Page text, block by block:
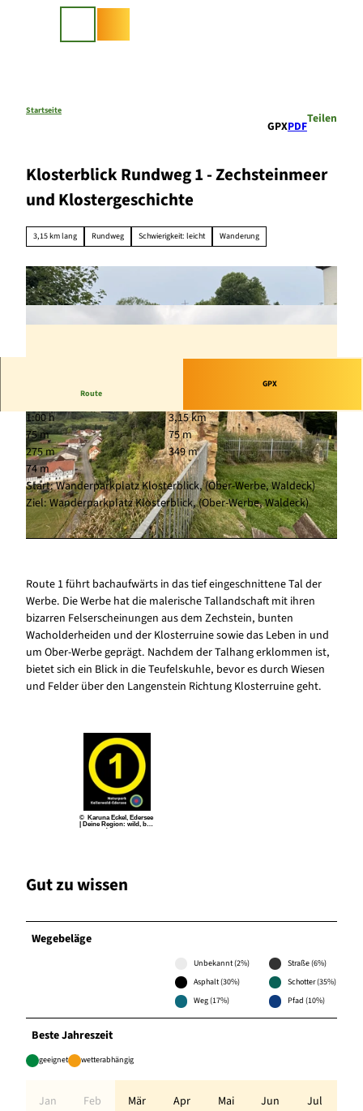
Startseite
GPXPDF
Teilen
Klosterblick Rundweg 1 - Zechsteinmeer
und Klostergeschichte
3,15 km lang Rundweg Schwierigkeit: leicht Wanderung
© Sarah Riebeling, Edersee | Deine Region: wild, bunt, gesund. |CC-BY-SA
Route
GPX
1:00 h
3,15 km
75 m
75 m
275 m
349 m
74 m
Start: Wanderparkplatz Klosterblick, (Ober-Werbe, Waldeck)
Ziel: Wanderparkplatz Klosterblick, (Ober-Werbe, Waldeck)
Route 1 führt bachaufwärts in das tief eingeschnittene Tal der
Werbe. Die Werbe hat die malerische Tallandschaft mit ihren
bizarren Felserscheinungen aus dem Zechstein, bunten
Wacholderheiden und der Klosterruine sowie das Leben in und
um Ober-Werbe geprägt. Nachdem der Talhang erklommen ist,
bietet sich ein Blick in die Teufelskuhle, bevor es durch Wiesen
und Felder über den Langenstein Richtung Klosterruine geht.
© Karuna Eckel, Edersee
| Deine Region: wild, bun
t, gesund.
Gut zu wissen
Wegebeläge
Unbekannt (2%)
Straße (6%)
Asphalt (30%)
Schotter (35%)
Weg (17%)
Pfad (10%)
Beste Jahreszeit
geeignet wetterabhängig
Jan Feb Mär Apr Mai Jun Jul